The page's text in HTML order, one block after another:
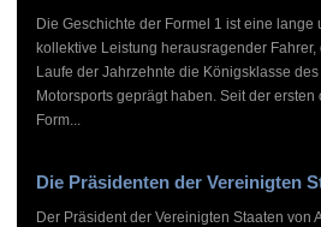
Die Geschichte der Formel 1 ist eine lange
kollektive Leistung herausragender Fahrer,
Laufe der Jahrzehnte die Königsklasse des
Motorsports geprägt haben. Seit der ersten
Form...
Die Präsidenten der Vereinigten
Der Präsident der Vereinigten Staaten von